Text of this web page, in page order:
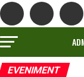
EVENIMENT